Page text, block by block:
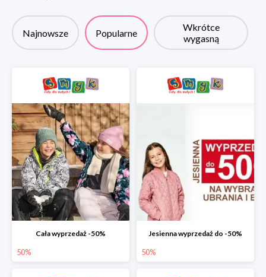
Najnowsze Popularne
Wkrótce
wygasną
Cała wyprzedaż -50%
50%
Jesienna wyprzedaż do -50%
50%